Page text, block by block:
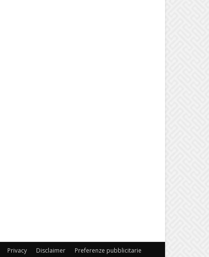
Privacy Disclaimer Preferenze pubblicitarie